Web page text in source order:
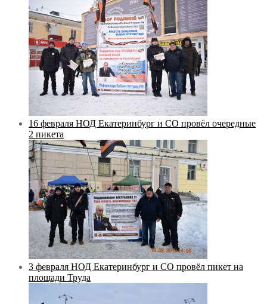
16 февраля НОД Екатеринбург и СО провёл очередные
2 пикета
3 февраля НОД Екатеринбург и СО провёл пикет на
площади Труда